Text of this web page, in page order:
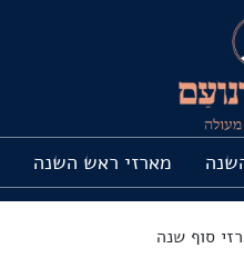
מארזי ראש השנה
סוף שנה